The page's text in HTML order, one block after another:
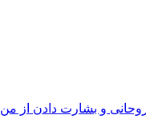
و بشارت دادن از من